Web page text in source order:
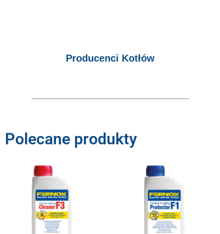
Producenci Kotłów
Polecane produkty